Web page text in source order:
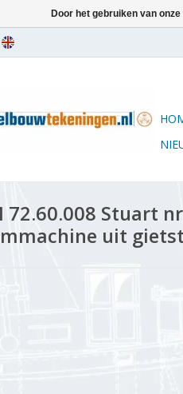
72.60.008 Stuart
uit
Door het gebruiken van